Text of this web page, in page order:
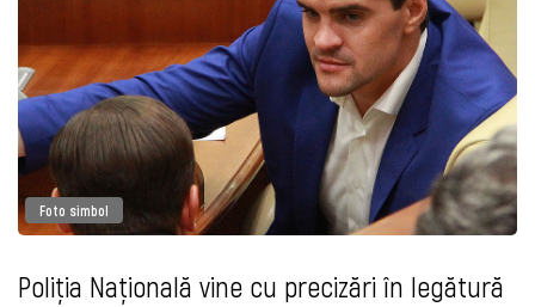
Foto simbol
Poliția Națională vine cu precizări în legătură